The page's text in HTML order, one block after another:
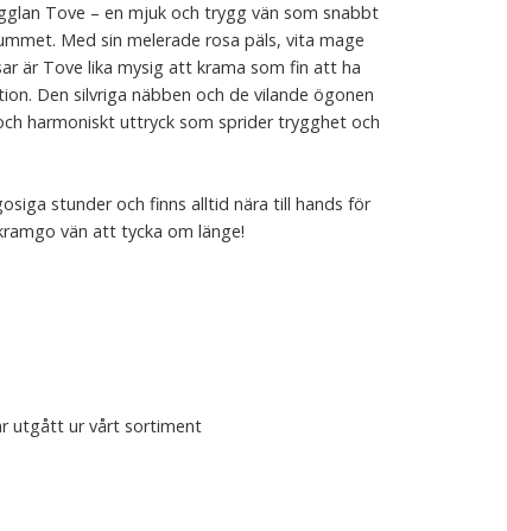
Tove – en mjuk och trygg vän som snabbt
Med sin melerade rosa päls, vita mage
är Tove lika mysig att krama som fin att ha
Den silvriga näbben och de vilande ögonen
harmoniskt uttryck som sprider trygghet och
stunder och finns alltid nära till hands för
vän att tycka om länge!
utgått ur vårt sortiment